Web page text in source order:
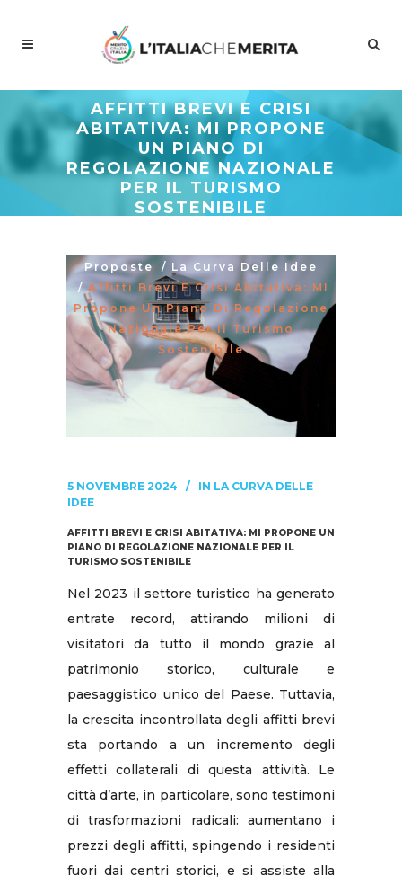
AFFITTI BREVI E CRISI
ABITATIVA: MI PROPONE
UN PIANO DI
REGOLAZIONE NAZIONALE
PER IL TURISMO
SOSTENIBILE
Proposte / La Curva Delle Idee
/Affitti Brevi E Crisi Abitativa: MI
Propone Un Piano Di Regolazione
Nazionale Per Il Turismo
Sostenibile
5 NOVEMBRE 2024 IN LA CURVA DELLE
IDEE
AFFITTI BREVI E CRISI ABITATIVA: MI PROPONE UN
PIANO DI REGOLAZIONE NAZIONALE PER IL
TURISMO SOSTENIBILE
Nel 2023 il settore turistico ha generato
entrate record, attirando milioni di
visitatori da tutto il mondo grazie al
patrimonio storico, culturale e
paesaggistico unico del Paese. Tuttavia,
la crescita incontrollata degli affitti brevi
sta portando a un incremento degli
effetti collaterali di questa attività. Le
città d’arte, in particolare, sono testimoni
di trasformazioni radicali: aumentano i
prezzi degli affitti, spingendo i residenti
fuori dai centri storici, e si assiste alla